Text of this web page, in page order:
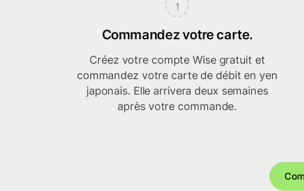
1
Commandez votre carte.
Créez votre compte Wise gratuit et
commandez votre carte de débit en yen
japonais. Elle arrivera deux semaines
après votre commande.